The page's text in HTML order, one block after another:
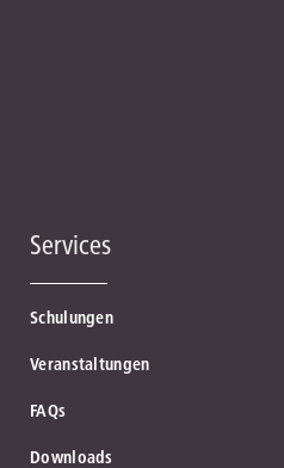
Services
Schulungen
Veranstaltungen
FAQs
Downloads